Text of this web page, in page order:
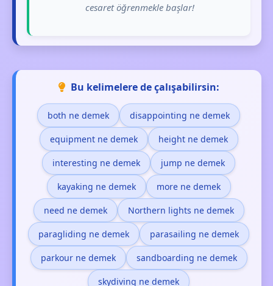
cesaret öğrenmekle başlar!
Bu kelimelere de çalışabilirsin:
both ne demek disappointing ne demek
equipment ne demek height ne demek
interesting ne demek jump ne demek
kayaking ne demek more ne demek
need ne demek Northern lights ne demek
paragliding ne demek parasailing ne demek
parkour ne demek sandboarding ne demek
skydiving ne demek